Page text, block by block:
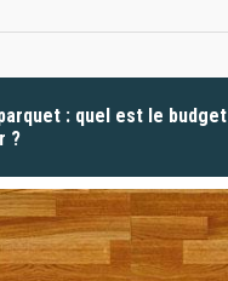
: quel est le budget
?